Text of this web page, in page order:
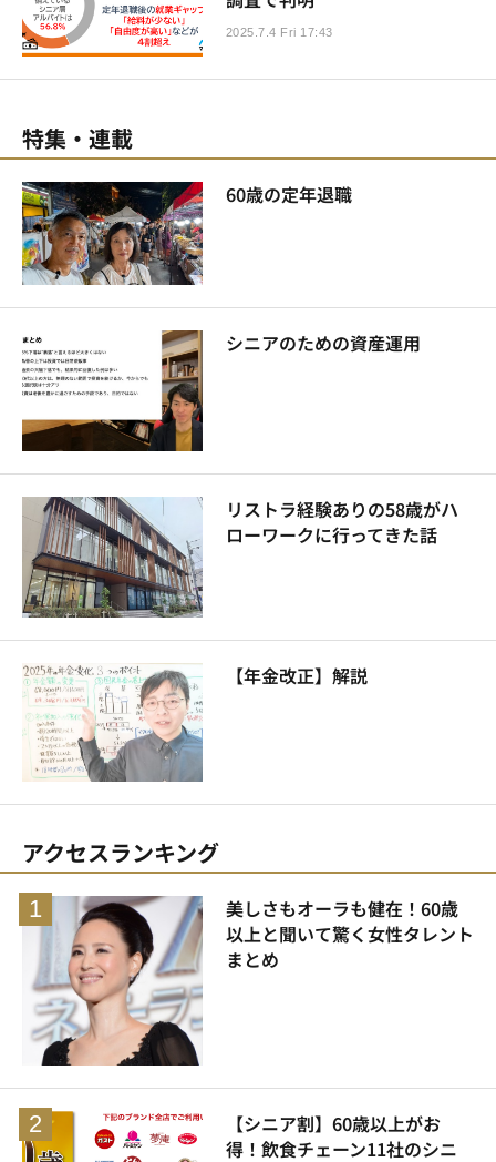
2025.7.4 Fri 17:43
特集・連載
60歳の定年退職
シニアのための資産運用
リストラ経験ありの58歳がハ
ローワークに行ってきた話
【年金改正】解説
アクセスランキング
美しさもオーラも健在！60歳
以上と聞いて驚く女性タレント
まとめ
【シニア割】60歳以上がお
得！飲食チェーン11社のシニ